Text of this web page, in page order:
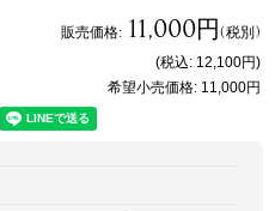
販売価格: 11,000円(税別)
(税込: 12,100円)
希望小売価格: 11,000円